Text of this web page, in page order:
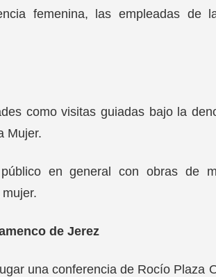
femenina, las empleadas de
como visitas guiadas bajo la
Mujer.
en general con obras de
de Jerez
una conferencia de Rocío Plaza